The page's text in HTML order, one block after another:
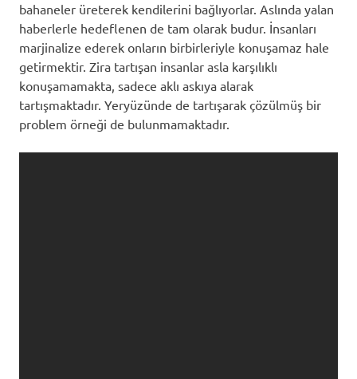
bahaneler üreterek kendilerini bağlıyorlar. Aslında yalan
haberlerle hedeflenen de tam olarak budur. İnsanları
marjinalize ederek onların birbirleriyle konuşamaz hale
getirmektir. Zira tartışan insanlar asla karşılıklı
konuşamamakta, sadece aklı askıya alarak
tartışmaktadır. Yeryüzünde de tartışarak çözülmüş bir
problem örneği de bulunmamaktadır.